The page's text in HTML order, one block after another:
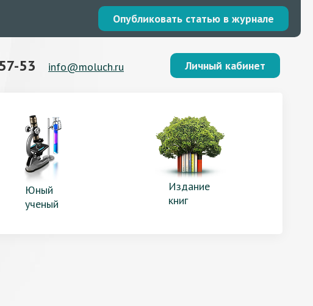
Опубликовать статью в журнале
53 info@moluch.ru Личный кабинет
Юный
ученый
Издание
книг